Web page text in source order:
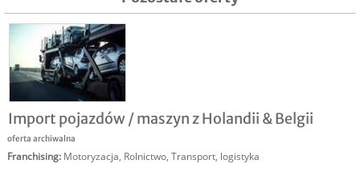
Import pojazdów / maszyn z Holandii & Belgii
oferta archiwalna
Franchising: Motoryzacja, Rolnictwo, Transport, logistyka